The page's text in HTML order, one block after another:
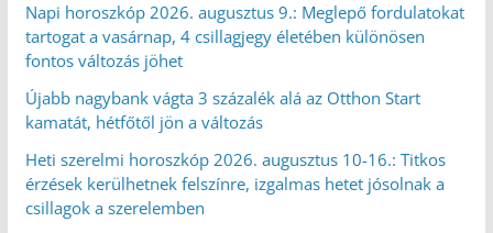
Napi horoszkóp 2026. augusztus 9.: Meglepő fordulatokat
tartogat a vasárnap, 4 csillagjegy életében különösen
fontos változás jöhet
Újabb nagybank vágta 3 százalék alá az Otthon Start
kamatát, hétfőtől jön a változás
Heti szerelmi horoszkóp 2026. augusztus 10-16.: Titkos
érzések kerülhetnek felszínre, izgalmas hetet jósolnak a
csillagok a szerelemben